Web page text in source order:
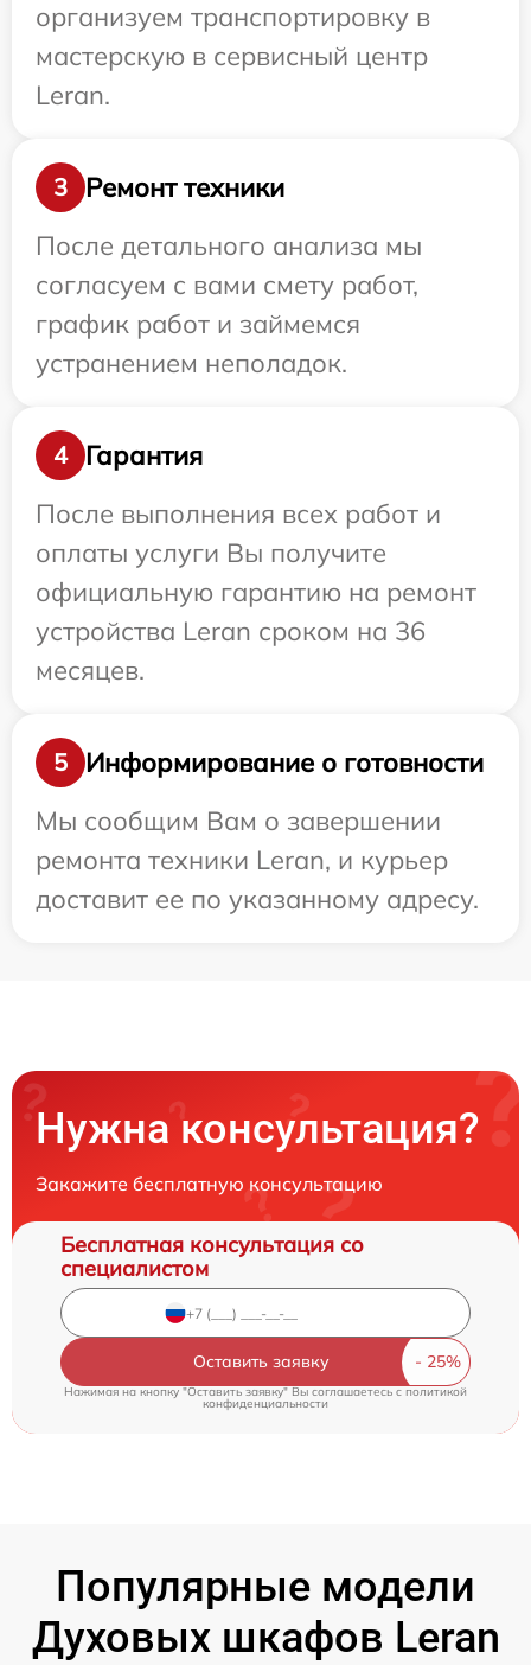
организуем транспортировку в
мастерскую в сервисный центр
Leran.
3
Ремонт техники
После детального анализа мы
согласуем с вами смету работ,
график работ и займемся
устранением неполадок.
4
Гарантия
После выполнения всех работ и
оплаты услуги Вы получите
официальную гарантию на ремонт
устройства Leran сроком на 36
месяцев.
5
Информирование о готовности
Мы сообщим Вам о завершении
ремонта техники Leran, и курьер
доставит ее по указанному адресу.
Нужна консультация?
Закажите бесплатную консультацию
Бесплатная консультация со
специалистом
Оставить заявку
Нажимая на кнопку "Оставить заявку" Вы соглашаетесь c политикой
конфиденциальности
Популярные модели
Духовых шкафов Leran